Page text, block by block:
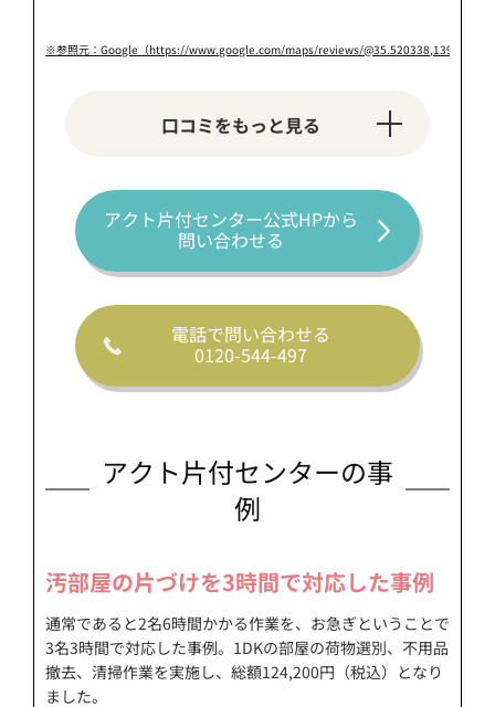
※参照元：Google（https://www.google.com/maps/reviews/
口コミをもっと見る
アクト片付センター公式HPから
問い合わせる
電話で問い合わせる
0120-544-497
アクト片付センターの事
例
汚部屋の片づけを3時間で対応した事例
通常であると2名6時間かかる作業を、お急ぎということで
3名3時間で対応した事例。1DKの部屋の荷物選別、不用品
撤去、清掃作業を実施し、総額124,200円（税込）となり
ました。